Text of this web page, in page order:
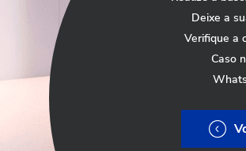
Deixe a
Verifique a
Caso